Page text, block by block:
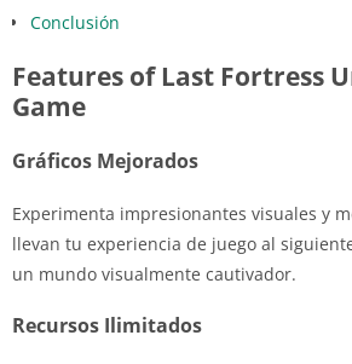
Conclusión
Features of Last Fortress
Game
Gráficos Mejorados
Experimenta impresionantes visuales y
llevan tu experiencia de juego al
un mundo visualmente cautivador.
Recursos Ilimitados